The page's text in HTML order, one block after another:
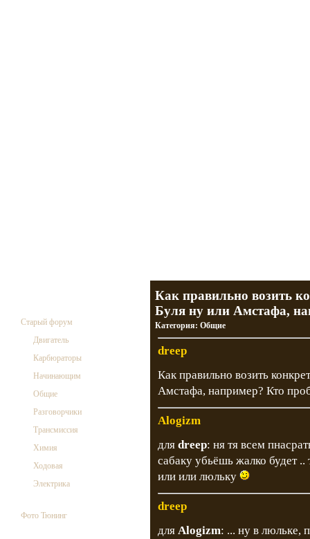
Старый форум
Двигатель
Карбюраторы
Начинающим
Общие
Разговорчики
Трансмиссия
Химия
Ходовая
Электрика
Фото Тюнинг
Как правильно возить
Буля ну или Амстафа,
Категория: Общие
dreep
Как правильно возить
Амстафа, например? Кто
Alogizm
для dreep: ня тя всем
сабаку убьёшь жалко будет
или или люльку
dreep
для Alogizm: ... ну в люльке,